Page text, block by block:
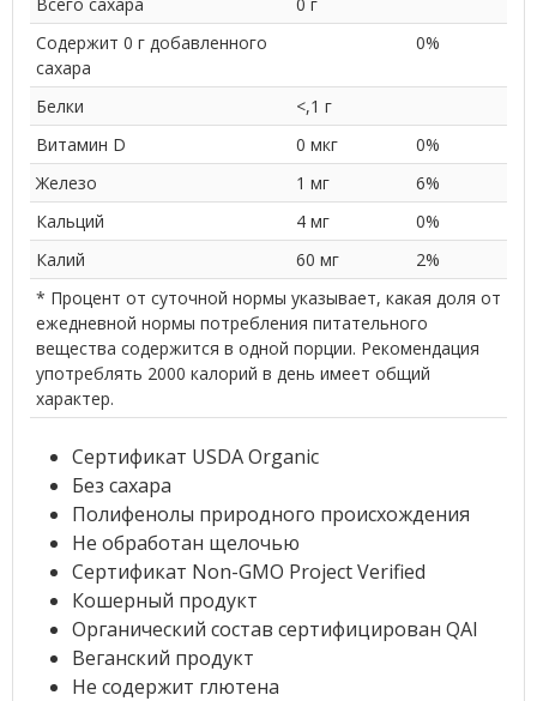
Содержит 0 г добавленного
сахара
0%
Белки
<,1 г
Витамин D
0 мкг
0%
Железо
1 мг
6%
Кальций
4 мг
0%
Калий
60 мг
2%
* Процент от суточной нормы указывает, какая доля от
ежедневной нормы потребления питательного
вещества содержится в одной порции. Рекомендация
употреблять 2000 калорий в день имеет общий
характер.
Сертификат USDA Organic
Без сахара
Полифенолы природного происхождения
Не обработан щелочью
Сертификат Non-GMO Project Verified
Кошерный продукт
Органический состав сертифицирован QAI
Веганский продукт
Не содержит глютена